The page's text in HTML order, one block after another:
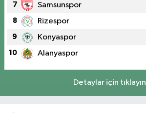
7 Samsunspor
8 Rizespor
9 Konyaspor
10 Alanyaspor
Detaylar için tıklayın